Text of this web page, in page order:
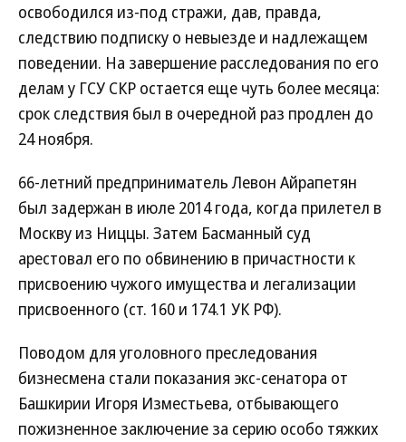
освободился из-под стражи, дав, правда,
следствию подписку о невыезде и надлежащем
поведении. На завершение расследования по его
делам у ГСУ СКР остается еще чуть более месяца:
срок следствия был в очередной раз продлен до
24 ноября.
66-летний предприниматель Левон Айрапетян
был задержан в июле 2014 года, когда прилетел в
Москву из Ниццы. Затем Басманный суд
арестовал его по обвинению в причастности к
присвоению чужого имущества и легализации
присвоенного (ст. 160 и 174.1 УК РФ).
Поводом для уголовного преследования
бизнесмена стали показания экс-сенатора от
Башкирии Игоря Изместьева, отбывающего
пожизненное заключение за серию особо тяжких